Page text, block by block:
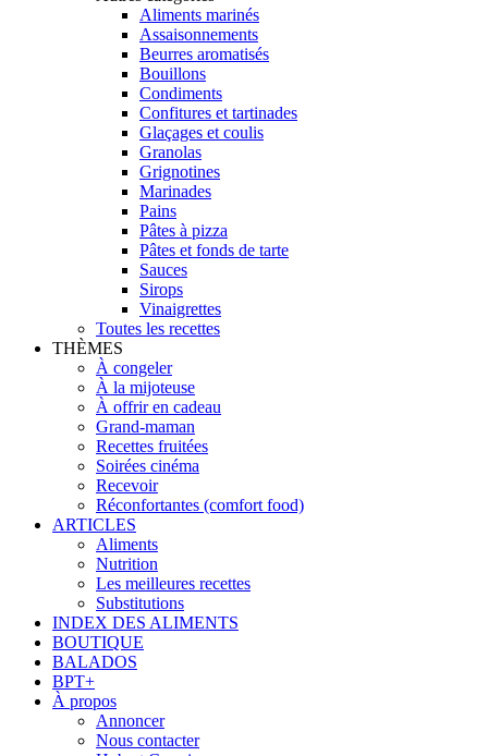
Aliments marinés
Assaisonnements
Beurres aromatisés
Bouillons
Condiments
Confitures et tartinades
Glaçages et coulis
Granolas
Grignotines
Marinades
Pains
Pâtes à pizza
Pâtes et fonds de tarte
Sauces
Sirops
Vinaigrettes
Toutes les recettes
THÈMES
À congeler
À la mijoteuse
À offrir en cadeau
Grand-maman
Recettes fruitées
Soirées cinéma
Recevoir
Réconfortantes (comfort food)
ARTICLES
Aliments
Nutrition
Les meilleures recettes
Substitutions
INDEX DES ALIMENTS
BOUTIQUE
BALADOS
BPT+
À propos
Annoncer
Nous contacter